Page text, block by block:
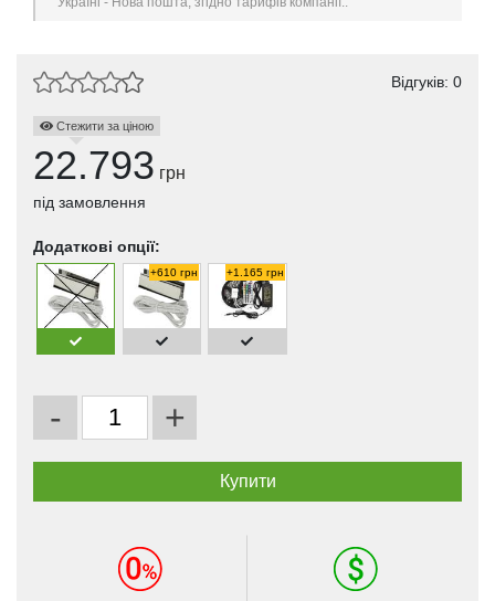
Відгуків: 0
Стежити за ціною
22.793 грн
під замовлення
Додаткові опції:
+610 грн +1.165 грн
- +